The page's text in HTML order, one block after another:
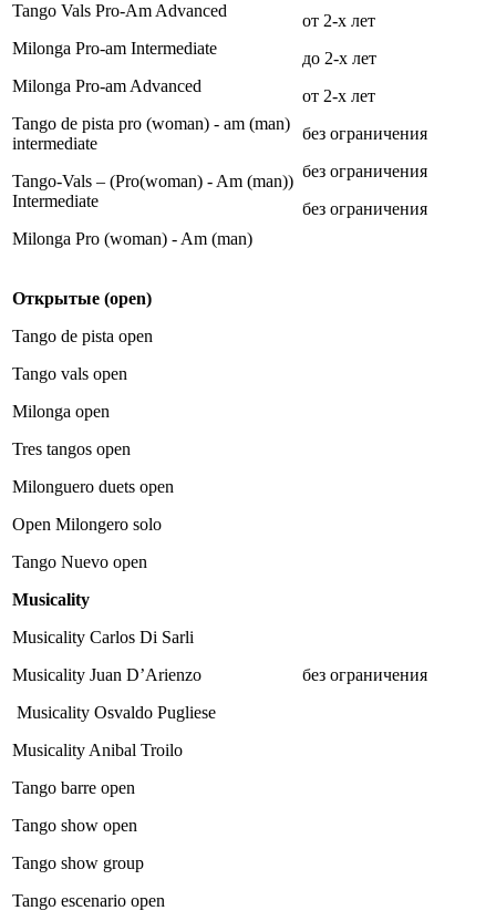
Tango Vals Pro-Am Advanced
Milonga Pro-am Intermediate
Milonga Pro-am Advanced
Tango de pista pro (woman) - am (man)
intermediate
Tango-Vals – (Pro(woman) - Am (man))
Intermediate
Milonga Pro (woman) - Am (man)
от 2-х лет
до 2-х лет
от 2-х лет
без ограничения
без ограничения
без ограничения
Открытые (open)
Tango de pista open
Tango vals open
Milonga open
Tres tangos open
Milonguero duets open
Open Milongero solo
Tango Nuevo open
Musicality
Musicality Carlos Di Sarli
Musicality Juan D’Arienzo
Musicality Osvaldo Pugliese
Musicality Anibal Troilo
Tango barre open
Tango show open
Tango show group
Tango escenario open
без ограничения